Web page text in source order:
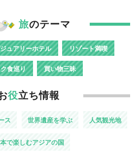
旅のテーマ
ュアリーホテル リゾート満喫
食巡り 買い物三昧
役立ち情報
ス 世界遺産を学ぶ 人気観光地
本で楽しむアジアの国